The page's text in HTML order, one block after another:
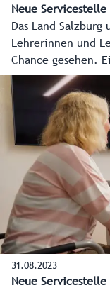
Neue
Das Land
Lehrerinnen und
Chance gesehen.
Interessierte
Lehrberuf
31.08.2023
Neue